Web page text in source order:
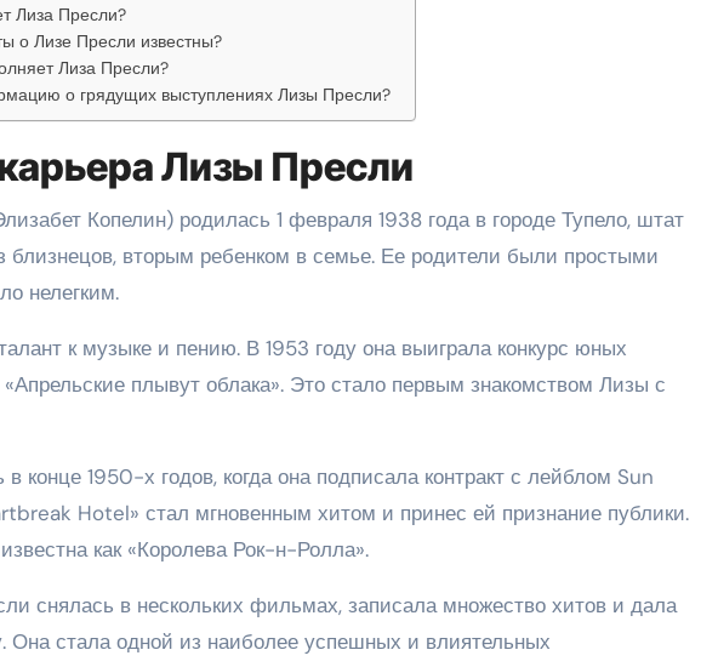
Лиза Пресли?
о Лизе Пресли известны?
Лиза Пресли?
о грядущих выступлениях Лизы Пресли?
Лизы Пресли
Копелин) родилась 1 февраля 1938 года в городе Тупело, штат
вторым ребенком в семье. Ее родители были простыми
нелегким.
к музыке и пению. В 1953 году она выиграла конкурс юных
плывут облака». Это стало первым знакомством Лизы с
конце 1950-х годов, когда она подписала контракт с лейблом Sun
Hotel» стал мгновенным хитом и принес ей признание публики.
как «Королева Рок-н-Ролла».
снялась в нескольких фильмах, записала множество хитов и дала
Она стала одной из наиболее успешных и влиятельных